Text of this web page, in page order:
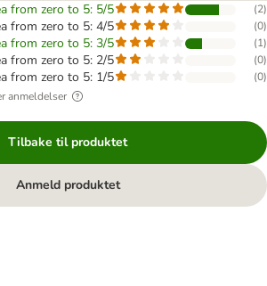
from zero to 5: 5/5 (2)
from zero to 5: 4/5 (0)
from zero to 5: 3/5 (1)
from zero to 5: 2/5 (0)
from zero to 5: 1/5 (0)
anmeldelser
Tilbake til produktet
Anmeld produktet